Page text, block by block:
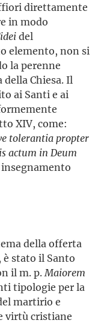
direttamente
in modo
del
elemento, non si
la perenne
Chiesa. Il
ai Santi e ai
XIV, come:
tolerantia propter
actum in Deum
della offerta
è stato il Santo
il m. p. Maiorem
tipologie per la
martirio e
virtù cristiane